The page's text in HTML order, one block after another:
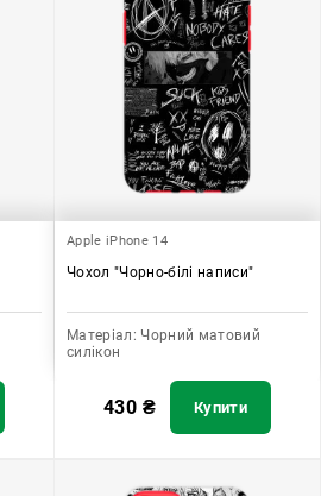
Apple iPhone 14
Чохол "Чорно-білі написи"
Матеріал: Чорний матовий
силікон
430 ₴ Купити